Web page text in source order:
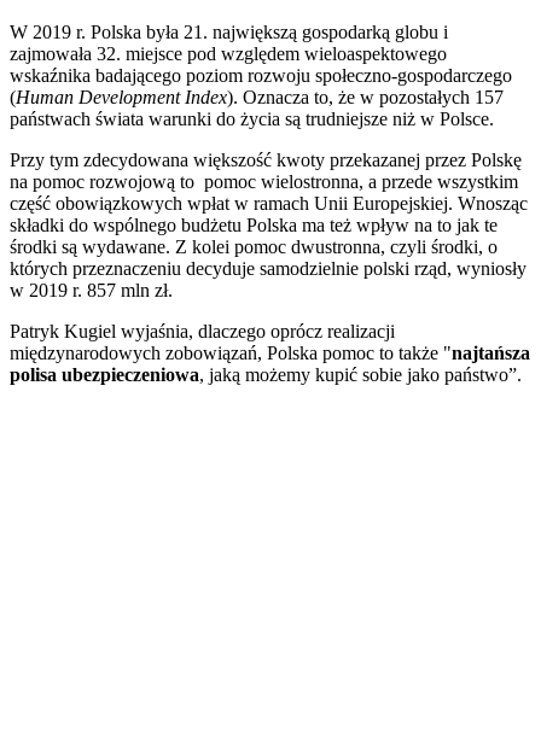
W 2019 r. Polska była 21. największą gospodarką globu i
zajmowała 32. miejsce pod względem wieloaspektowego
wskaźnika badającego poziom rozwoju społeczno-gospodarczego
(Human Development Index). Oznacza to, że w pozostałych 157
państwach świata warunki do życia są trudniejsze niż w Polsce.
Przy tym zdecydowana większość kwoty przekazanej przez Polskę
na pomoc rozwojową to pomoc wielostronna, a przede wszystkim
część obowiązkowych wpłat w ramach Unii Europejskiej. Wnosząc
składki do wspólnego budżetu Polska ma też wpływ na to jak te
środki są wydawane. Z kolei pomoc dwustronna, czyli środki, o
których przeznaczeniu decyduje samodzielnie polski rząd, wyniosły
w 2019 r. 857 mln zł.
Patryk Kugiel wyjaśnia, dlaczego oprócz realizacji
międzynarodowych zobowiązań, Polska pomoc to także "najtańsza
polisa ubezpieczeniowa, jaką możemy kupić sobie jako państwo”.